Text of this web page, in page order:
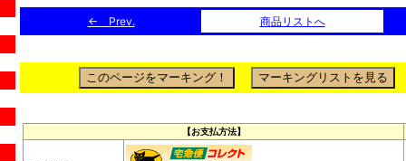
← Prev. 商品リストへ
【お支払方法】